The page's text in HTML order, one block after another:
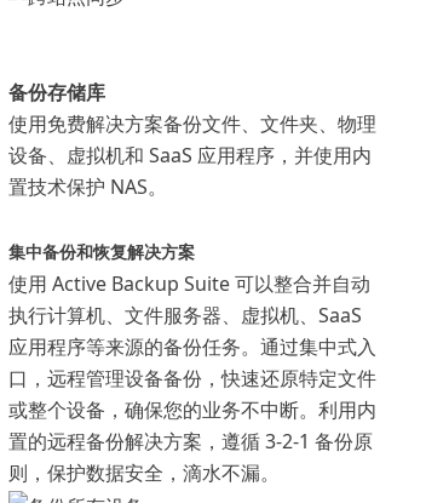
备份存储库
使用免费解决方案备份文件、文件夹、物理
设备、虚拟机和 SaaS 应用程序，并使用内
置技术保护 NAS。
集中备份和恢复解决方案
使用 Active Backup Suite 可以整合并自动
执行计算机、文件服务器、虚拟机、SaaS
应用程序等来源的备份任务。通过集中式入
口，远程管理设备备份，快速还原特定文件
或整个设备，确保您的业务不中断。利用内
置的远程备份解决方案，遵循 3-2-1 备份原
则，保护数据安全，滴水不漏。